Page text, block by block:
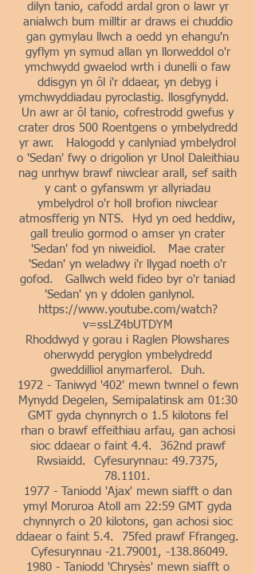
dilyn tanio, cafodd ardal gron o lawr yr
anialwch bum milltir ar draws ei chuddio
gan gymylau llwch a oedd yn ehangu'n
gyflym yn symud allan yn llorweddol o'r
ymchwydd gwaelod wrth i dunelli o faw
ddisgyn yn ôl i'r ddaear, yn debyg i
ymchwyddiadau pyroclastig. llosgfynydd.
Un awr ar ôl tanio, cofrestrodd gwefus y
crater dros 500 Roentgens o ymbelydredd
yr awr. Halogodd y canlyniad ymbelydrol
o 'Sedan' fwy o drigolion yr Unol Daleithiau
nag unrhyw brawf niwclear arall, sef saith
y cant o gyfanswm yr allyriadau
ymbelydrol o'r holl brofion niwclear
atmosfferig yn NTS. Hyd yn oed heddiw,
gall treulio gormod o amser yn crater
'Sedan' fod yn niweidiol. Mae crater
'Sedan' yn weladwy i'r llygad noeth o'r
gofod. Gallwch weld fideo byr o'r taniad
'Sedan' yn y ddolen ganlynol.
https://www.youtube.com/watch?
v=ssLZ4bUTDYM
Rhoddwyd y gorau i Raglen Plowshares
oherwydd peryglon ymbelydredd
gweddilliol anymarferol. Duh.
1972 - Taniwyd '402' mewn twnnel o fewn
Mynydd Degelen, Semipalatinsk am 01:30
GMT gyda chynnyrch o 1.5 kilotons fel
rhan o brawf effeithiau arfau, gan achosi
sioc ddaear o faint 4.4. 362nd prawf
Rwsiaidd. Cyfesurynnau: 49.7375,
78.1101.
1977 - Taniodd 'Ajax' mewn siafft o dan
ymyl Moruroa Atoll am 22:59 GMT gyda
chynnyrch o 20 kilotons, gan achosi sioc
ddaear o faint 5.4. 75fed prawf Ffrangeg.
Cyfesurynnau -21.79001, -138.86049.
1980 - Taniodd 'Chrysès' mewn siafft o